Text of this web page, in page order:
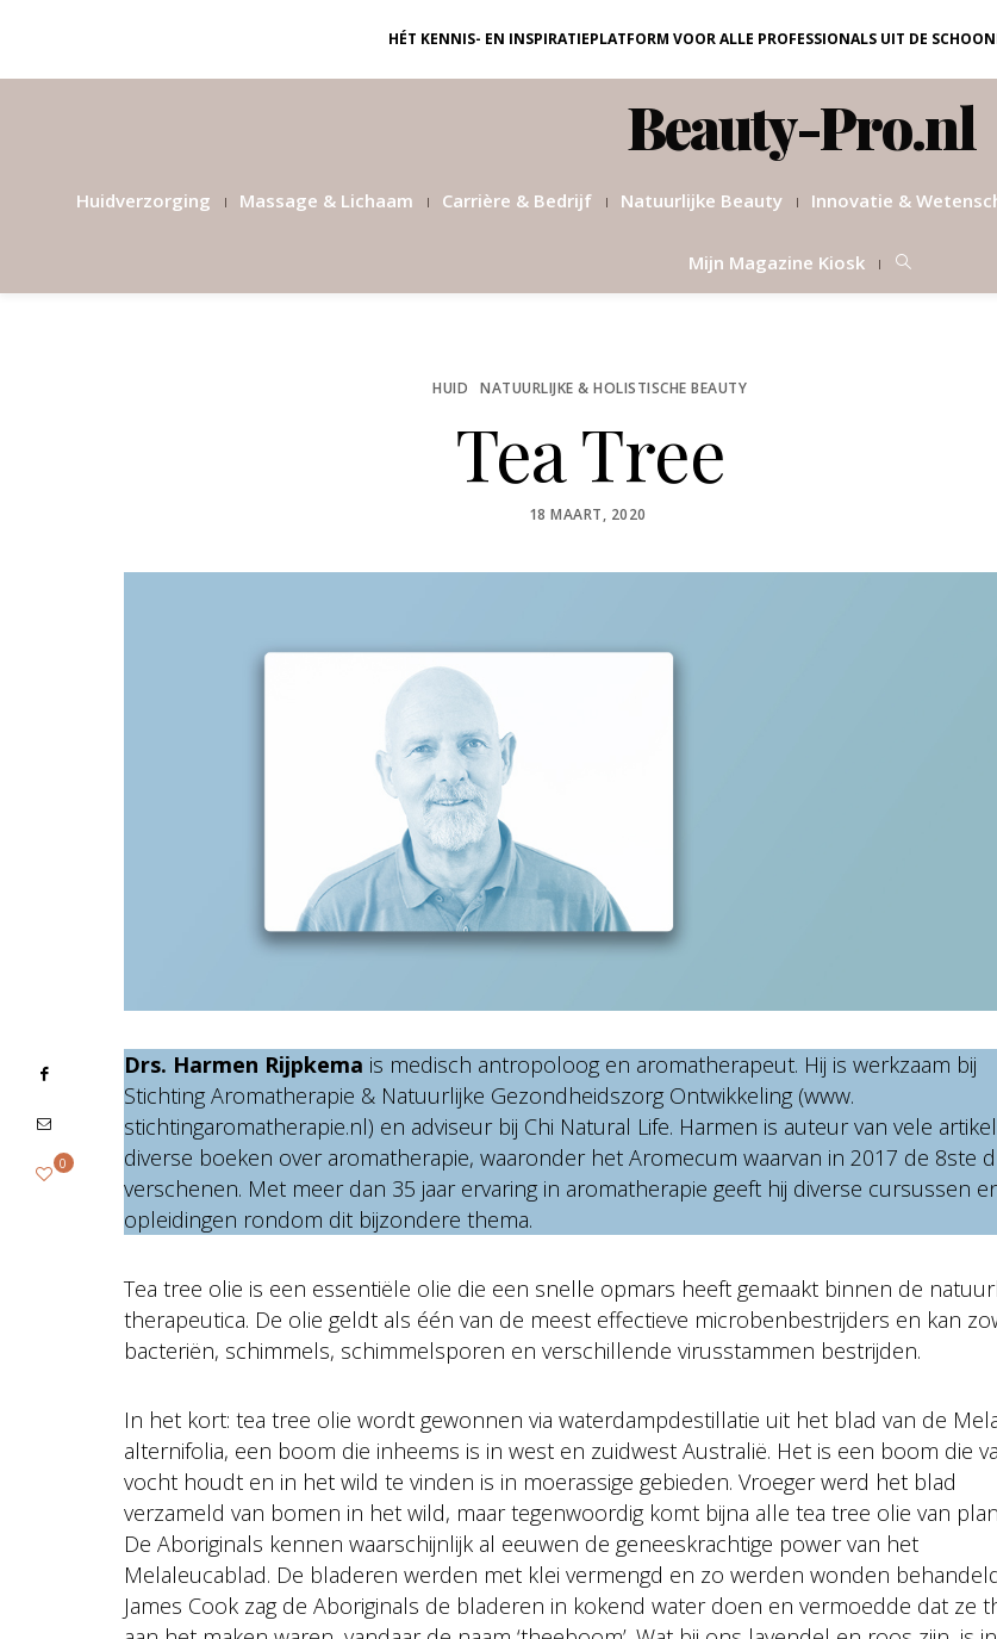
HÉT KENNIS- EN INSPIRATIEPLATFORM VOOR ALLE PROFESSIONALS UIT DE
Beauty-Pro.nl
Huidverzorging Massage & Lichaam Carrière & Bedrijf Natuurlijke Beauty Innovatie &
Mijn Magazine Kiosk
HUID NATUURLIJKE & HOLISTISCHE BEAUTY
Tea Tree
POSTED
18 MAART, 2020
Drs. Harmen Rijpkema is medisch antropoloog en aromatherapeut. Hij is werkzaam bij
Stichting Aromatherapie & Natuurlijke Gezondheidszorg Ontwikkeling (www.
stichtingaromatherapie.nl) en adviseur bij Chi Natural Life. Harmen is auteur van vele
diverse boeken over aromatherapie, waaronder het Aromecum waarvan in 2017 de 8ste
verschenen. Met meer dan 35 jaar ervaring in aromatherapie geeft hij diverse cursussen
opleidingen rondom dit bijzondere thema.
Tea tree olie is een essentiële olie die een snelle opmars heeft gemaakt binnen de
therapeutica. De olie geldt als één van de meest effectieve microbenbestrijders en kan
bacteriën, schimmels, schimmelsporen en verschillende virusstammen bestrijden.
In het kort: tea tree olie wordt gewonnen via waterdampdestillatie uit het blad van de
alternifolia, een boom die inheems is in west en zuidwest Australië. Het is een boom die
vocht houdt en in het wild te vinden is in moerassige gebieden. Vroeger werd het blad
verzameld van bomen in het wild, maar tegenwoordig komt bijna alle tea tree olie van
De Aboriginals kennen waarschijnlijk al eeuwen de geneeskrachtige power van het
Melaleucablad. De bladeren werden met klei vermengd en zo werden wonden
James Cook zag de Aboriginals de bladeren in kokend water doen en vermoedde dat ze
0